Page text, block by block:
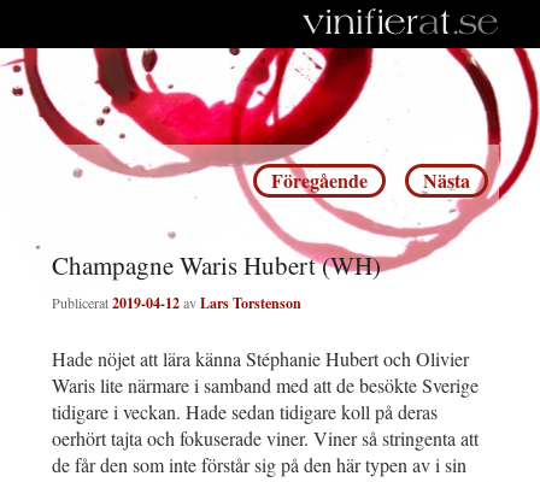
Inläggsnavigering
Föregående Nästa
Champagne Waris Hubert (WH)
Publicerat2019-04-12avLars Torstenson
Hade nöjet att lära känna Stéphanie Hubert och Olivier
Waris lite närmare i samband med att de besökte Sverige
tidigare i veckan. Hade sedan tidigare koll på deras
oerhört tajta och fokuserade viner. Viner så stringenta att
de får den som inte förstår sig på den här typen av i sin